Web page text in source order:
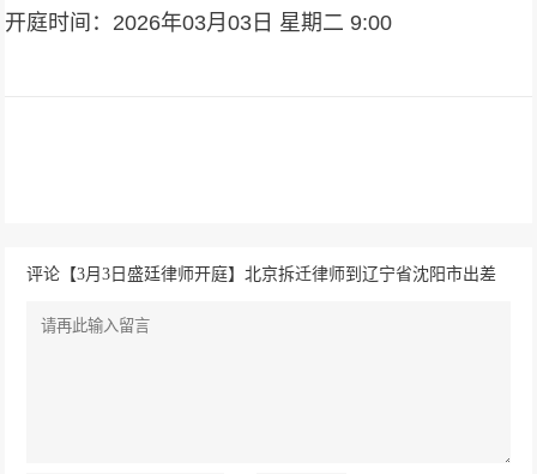
开庭时间：2026年03月03日 星期二 9:00
评论【3月3日盛廷律师开庭】北京拆迁律师到辽宁省沈阳市出差
办案 案由：强拆国家赔偿